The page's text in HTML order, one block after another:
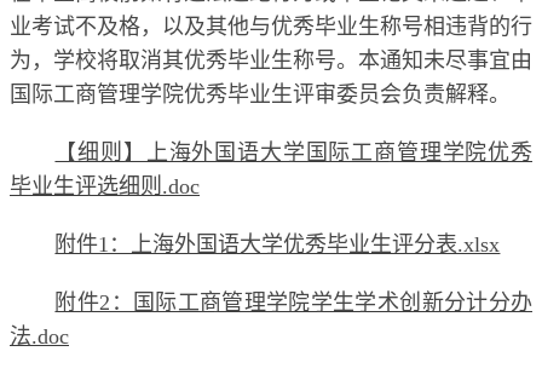
业考试不及格，以及其他与优秀毕业生称号相违背的行
为，学校将取消其优秀毕业生称号。本通知未尽事宜由
国际工商管理学院优秀毕业生评审委员会负责解释。
【细则】上海外国语大学国际工商管理学院优秀
毕业生评选细则.doc
附件1：上海外国语大学优秀毕业生评分表.xlsx
附件2：国际工商管理学院学生学术创新分计分办
法.doc